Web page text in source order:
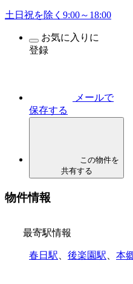
土日祝を除く9:00～18:00
お気に入りに
登録
メールで
保存する
この物件を
共有する
物件情報
最寄駅情報
春日駅 後楽園駅 本